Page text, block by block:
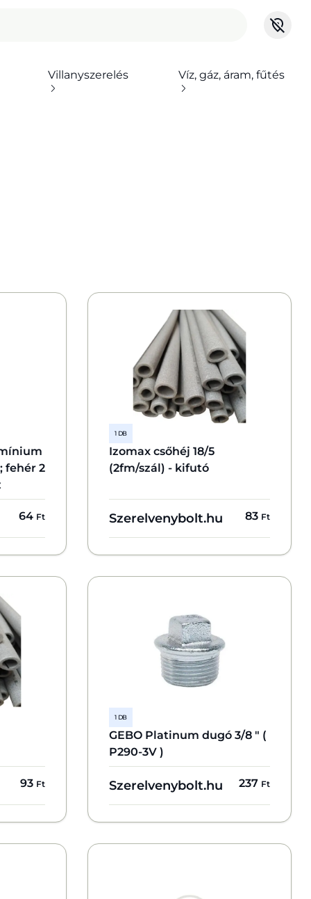
Villanyszerelés Víz, gáz, áram, fűtés
fehér 2
64 Ft
1 DB
Izomax csőhéj 18/5
(2fm/szál) - kifutó
Szerelvenybolt.hu 83 Ft
93 Ft
1 DB
GEBO Platinum dugó 3/8 " (
P290-3V )
Szerelvenybolt.hu 237 Ft